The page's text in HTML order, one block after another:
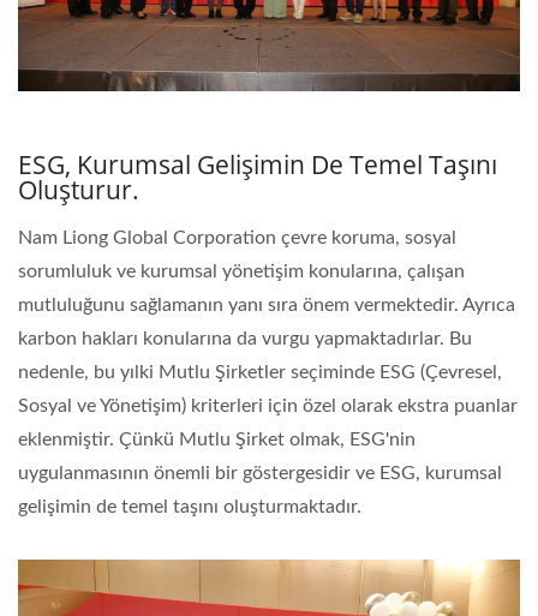
ESG, Kurumsal Gelişimin De Temel Taşını
Oluşturur.
Nam Liong Global Corporation çevre koruma, sosyal
sorumluluk ve kurumsal yönetişim konularına, çalışan
mutluluğunu sağlamanın yanı sıra önem vermektedir. Ayrıca
karbon hakları konularına da vurgu yapmaktadırlar. Bu
nedenle, bu yılki Mutlu Şirketler seçiminde ESG (Çevresel,
Sosyal ve Yönetişim) kriterleri için özel olarak ekstra puanlar
eklenmiştir. Çünkü Mutlu Şirket olmak, ESG'nin
uygulanmasının önemli bir göstergesidir ve ESG, kurumsal
gelişimin de temel taşını oluşturmaktadır.